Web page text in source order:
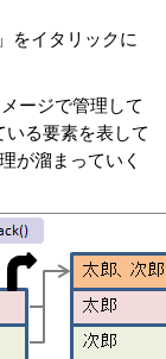
をイタリックに
ージで管理して
る要素を表して
が溜まっていく